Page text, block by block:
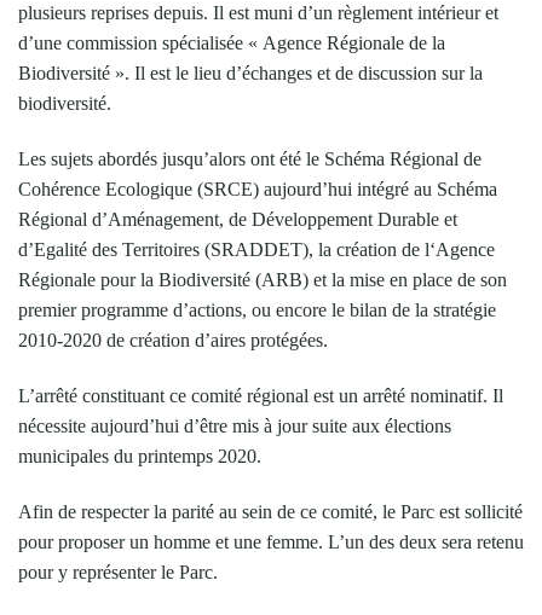
plusieurs reprises depuis. Il est muni d’un règlement intérieur et
d’une commission spécialisée « Agence Régionale de la
Biodiversité ». Il est le lieu d’échanges et de discussion sur la
biodiversité.
Les sujets abordés jusqu’alors ont été le Schéma Régional de
Cohérence Ecologique (SRCE) aujourd’hui intégré au Schéma
Régional d’Aménagement, de Développement Durable et
d’Egalité des Territoires (SRADDET), la création de l‘Agence
Régionale pour la Biodiversité (ARB) et la mise en place de son
premier programme d’actions, ou encore le bilan de la stratégie
2010-2020 de création d’aires protégées.
L’arrêté constituant ce comité régional est un arrêté nominatif. Il
nécessite aujourd’hui d’être mis à jour suite aux élections
municipales du printemps 2020.
Afin de respecter la parité au sein de ce comité, le Parc est sollicité
pour proposer un homme et une femme. L’un des deux sera retenu
pour y représenter le Parc.